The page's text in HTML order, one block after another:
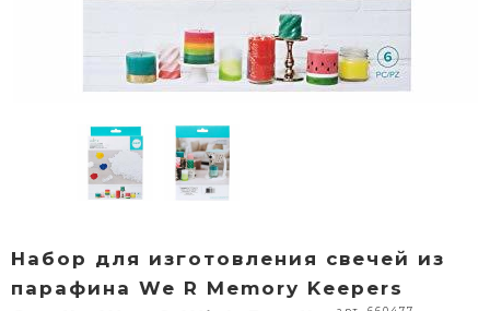
Набор для изготовления свечей из
парафина We R Memory Keepers